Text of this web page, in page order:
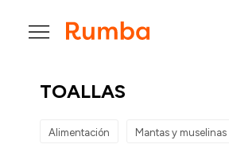

TOALLAS
Alimentación Mantas y muselinas